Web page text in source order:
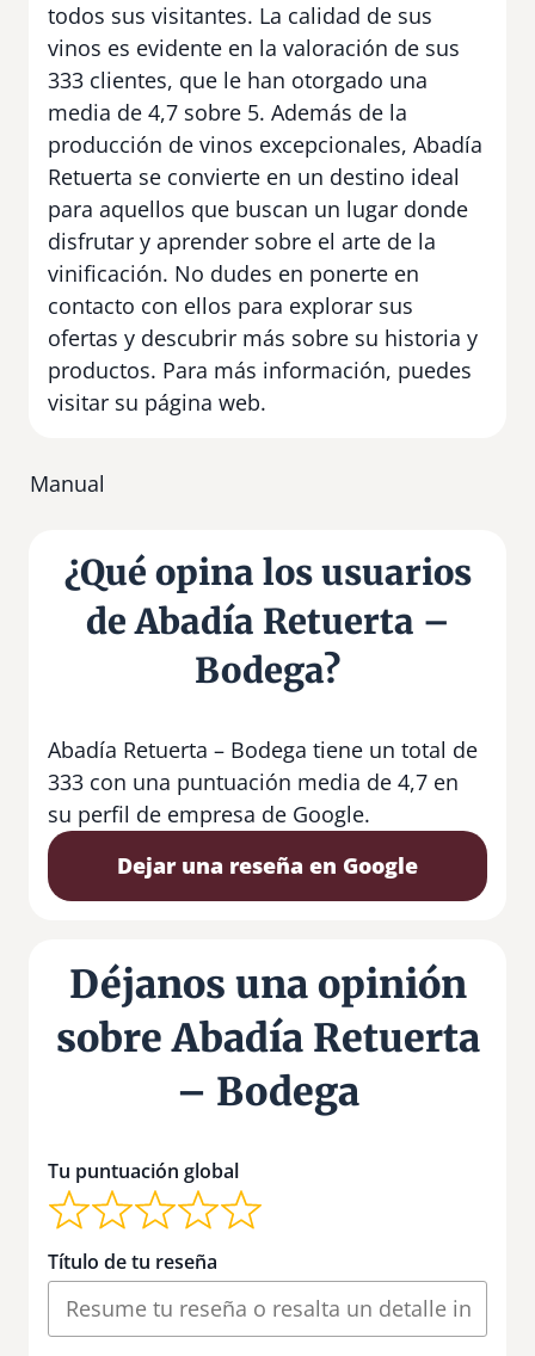
todos sus visitantes. La calidad de sus
vinos es evidente en la valoración de sus
333 clientes, que le han otorgado una
media de 4,7 sobre 5. Además de la
producción de vinos excepcionales, Abadía
Retuerta se convierte en un destino ideal
para aquellos que buscan un lugar donde
disfrutar y aprender sobre el arte de la
vinificación. No dudes en ponerte en
contacto con ellos para explorar sus
ofertas y descubrir más sobre su historia y
productos. Para más información, puedes
visitar su página web.
Manual
¿Qué opina los usuarios
de Abadía Retuerta –
Bodega?
Abadía Retuerta – Bodega tiene un total de
333 con una puntuación media de 4,7 en
su perfil de empresa de Google.
Dejar una reseña en Google
Déjanos una opinión
sobre Abadía Retuerta
– Bodega
Tu puntuación global
Título de tu reseña